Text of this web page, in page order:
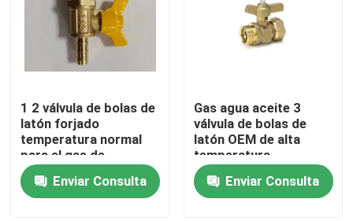
Hogar
Productos
1 2 válvula de bolas de
latón forjado
temperatura normal
para el gas de
petróleo agua
Enviar Consulta
Gas agua aceite 3
válvula de bolas de
latón OEM de alta
temperatura
Enviar Consulta